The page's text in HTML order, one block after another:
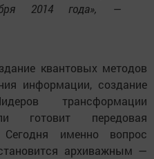
2014 года», —
квантовых методов
информации, создание
трансформации
готовит передовая
именно вопрос
архиважным —